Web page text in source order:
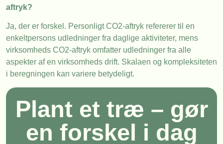
aftryk?
Ja, der er forskel. Personligt CO2-aftryk refererer til en
enkeltpersons udledninger fra daglige aktiviteter, mens
virksomheds CO2-aftryk omfatter udledninger fra alle
aspekter af en virksomheds drift. Skalaen og kompleksiteten
i beregningen kan variere betydeligt.
Plant et træ – gør
en forskel i dag